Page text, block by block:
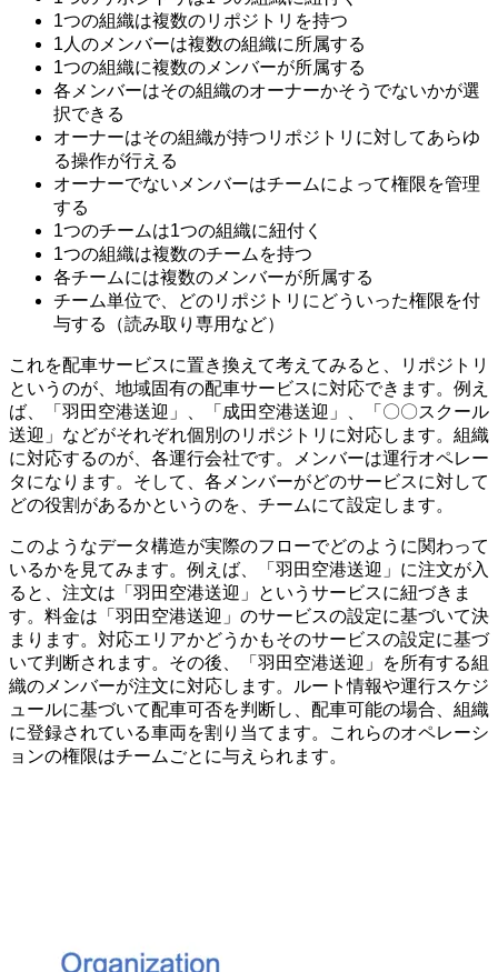
1つの組織は複数のリポジトリを持つ
1人のメンバーは複数の組織に所属する
1つの組織に複数のメンバーが所属する
各メンバーはその組織のオーナーかそうでないかが選
択できる
オーナーはその組織が持つリポジトリに対してあらゆ
る操作が行える
オーナーでないメンバーはチームによって権限を管理
する
1つのチームは1つの組織に紐付く
1つの組織は複数のチームを持つ
各チームには複数のメンバーが所属する
チーム単位で、どのリポジトリにどういった権限を付
与する（読み取り専用など）
これを配車サービスに置き換えて考えてみると、リポジトリ
というのが、地域固有の配車サービスに対応できます。例え
ば、「羽田空港送迎」、「成田空港送迎」、「〇〇スクール
送迎」などがそれぞれ個別のリポジトリに対応します。組織
に対応するのが、各運行会社です。メンバーは運行オペレー
タになります。そして、各メンバーがどのサービスに対して
どの役割があるかというのを、チームにて設定します。
このようなデータ構造が実際のフローでどのように関わって
いるかを見てみます。例えば、「羽田空港送迎」に注文が入
ると、注文は「羽田空港送迎」というサービスに紐づきま
す。料金は「羽田空港送迎」のサービスの設定に基づいて決
まります。対応エリアかどうかもそのサービスの設定に基づ
いて判断されます。その後、「羽田空港送迎」を所有する組
織のメンバーが注文に対応します。ルート情報や運行スケジ
ュールに基づいて配車可否を判断し、配車可能の場合、組織
に登録されている車両を割り当てます。これらのオペレーシ
ョンの権限はチームごとに与えられます。